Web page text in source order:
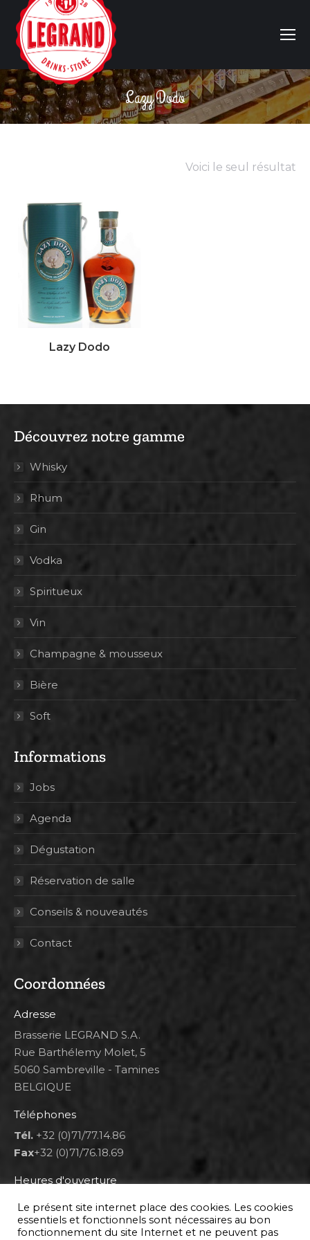
Lazy Dodo
Vous êtes ici :
Voici le seul résultat
Lazy Dodo
Découvrez notre gamme
Whisky
Rhum
Gin
Vodka
Spiritueux
Vin
Champagne & mousseux
Bière
Soft
Informations
Jobs
Agenda
Dégustation
Réservation de salle
Conseils & nouveautés
Contact
Coordonnées
Adresse
Brasserie LEGRAND S.A.
Rue Barthélemy Molet, 5
5060 Sambreville - Tamines
BELGIQUE
Téléphones
Tél. +32 (0)71/77.14.86
Fax+32 (0)71/76.18.69
Heures d'ouverture
Lun 8h00-12h00 et 12h30-14h30
Mar au ven 8h00-12h00 et 12h30-17h00
Sam 9h00-16h00
Le présent site internet place des cookies. Les cookies
essentiels et fonctionnels sont nécessaires au bon
fonctionnement du site Internet et ne peuvent pas